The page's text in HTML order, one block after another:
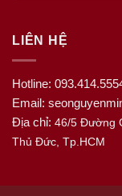
LIÊN HỆ
Hotline:
Email:
Địa chỉ: 46/5 Đường
Thủ Đức, Tp.HCM